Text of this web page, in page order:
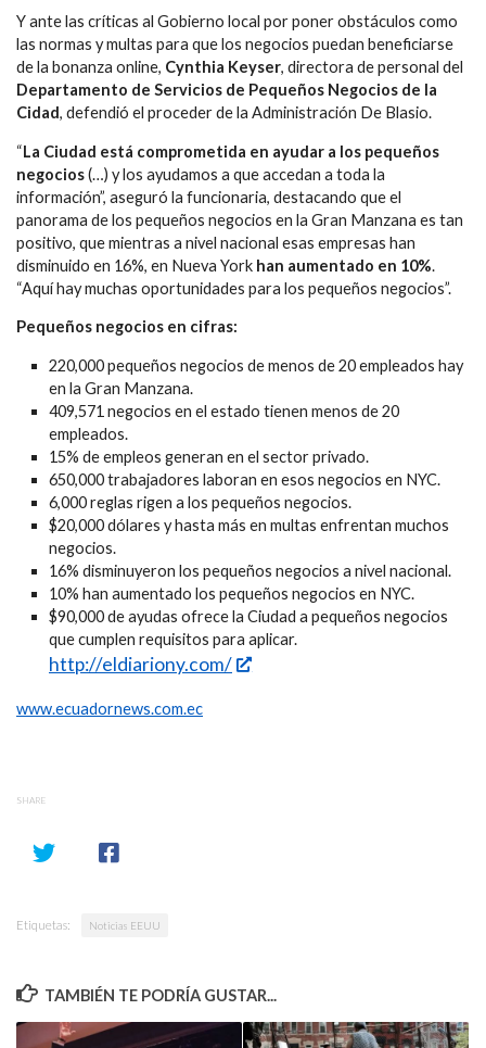
Y ante las críticas al Gobierno local por poner obstáculos como
las normas y multas para que los negocios puedan beneficiarse
de la bonanza online, Cynthia Keyser, directora de personal del
Departamento de Servicios de Pequeños Negocios de la
Cidad, defendió el proceder de la Administración De Blasio.
“La Ciudad está comprometida en ayudar a los pequeños
negocios(…) y los ayudamos a que accedan a toda la
información”, aseguró la funcionaria, destacando que el
panorama de los pequeños negocios en la Gran Manzana es tan
positivo, que mientras a nivel nacional esas empresas han
disminuido en 16%, en Nueva York han aumentado en 10%.
“Aquí hay muchas oportunidades para los pequeños negocios”.
Pequeños negocios en cifras:
220,000 pequeños negocios de menos de 20 empleados hay
en la Gran Manzana.
409,571 negocios en el estado tienen menos de 20
empleados.
15% de empleos generan en el sector privado.
650,000 trabajadores laboran en esos negocios en NYC.
6,000 reglas rigen a los pequeños negocios.
$20,000 dólares y hasta más en multas enfrentan muchos
negocios.
16% disminuyeron los pequeños negocios a nivel nacional.
10% han aumentado los pequeños negocios en NYC.
$90,000 de ayudas ofrece la Ciudad a pequeños negocios
que cumplen requisitos para aplicar.
http://eldiariony.com/
www.ecuadornews.com.ec
SHARE
Etiquetas: Noticias EEUU
TAMBIÉN TE PODRÍA GUSTAR...